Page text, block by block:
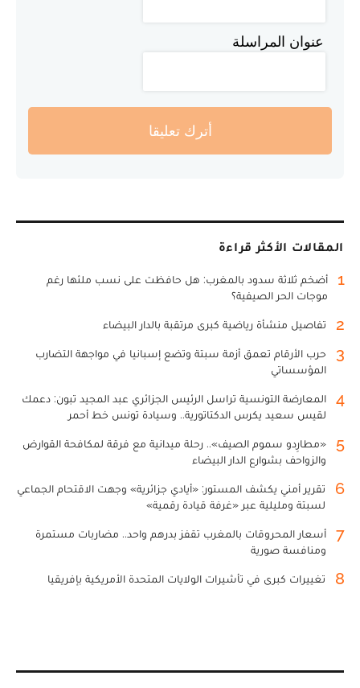
عنوان المراسلة
أترك تعليقا
المقالات الأكثر قراءة
1
أضخم ثلاثة سدود بالمغرب: هل حافظت على نسب ملئها رغم
موجات الحر الصيفية؟
2 تفاصيل منشأة رياضية كبرى مرتقبة بالدار البيضاء
3
حرب الأرقام تعمق أزمة سبتة وتضع إسبانيا في مواجهة التضارب
المؤسساتي
4
المعارضة التونسية تراسل الرئيس الجزائري عبد المجيد تبون: دعمك
لقيس سعيد يكرس الدكتاتورية.. وسيادة تونس خط أحمر
5
«مطارِدو سموم الصيف».. رحلة ميدانية مع فرقة لمكافحة القوارض
والزواحف بشوارع الدار البيضاء
6
تقرير أمني يكشف المستور: «أيادي جزائرية» وجهت الاقتحام الجماعي
لسبتة ومليلية عبر «غرفة قيادة رقمية»
7
أسعار المحروقات بالمغرب تقفز بدرهم واحد.. مضاربات مستمرة
ومنافسة صورية
8 تغييرات كبرى في تأشيرات الولايات المتحدة الأمريكية بإفريقيا